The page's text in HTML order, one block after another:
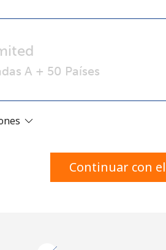
Un número
Al abrir una cuenta en este sitio
A + 50 Países
Continuar con